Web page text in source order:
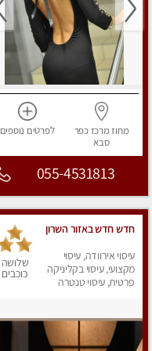
מחוז מרכזכפר
סבא
לפרטים נוספים
055-4531813
חדש חדש באזור השרון
עיסוי אירוודה, עיסוי
מקצועי, עיסוי בקליניקה
פרטית, עיסוי טנטרה
שלושה
כוכבים